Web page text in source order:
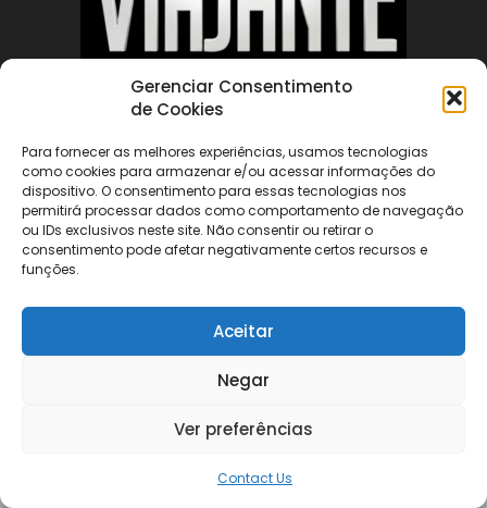
Gerenciar Consentimento
de Cookies
Para fornecer as melhores experiências, usamos tecnologias
como cookies para armazenar e/ou acessar informações do
dispositivo. O consentimento para essas tecnologias nos
permitirá processar dados como comportamento de navegação
ou IDs exclusivos neste site. Não consentir ou retirar o
consentimento pode afetar negativamente certos recursos e
funções.
Aceitar
Negar
Ver preferências
Contact Us
FOLLOW US
©